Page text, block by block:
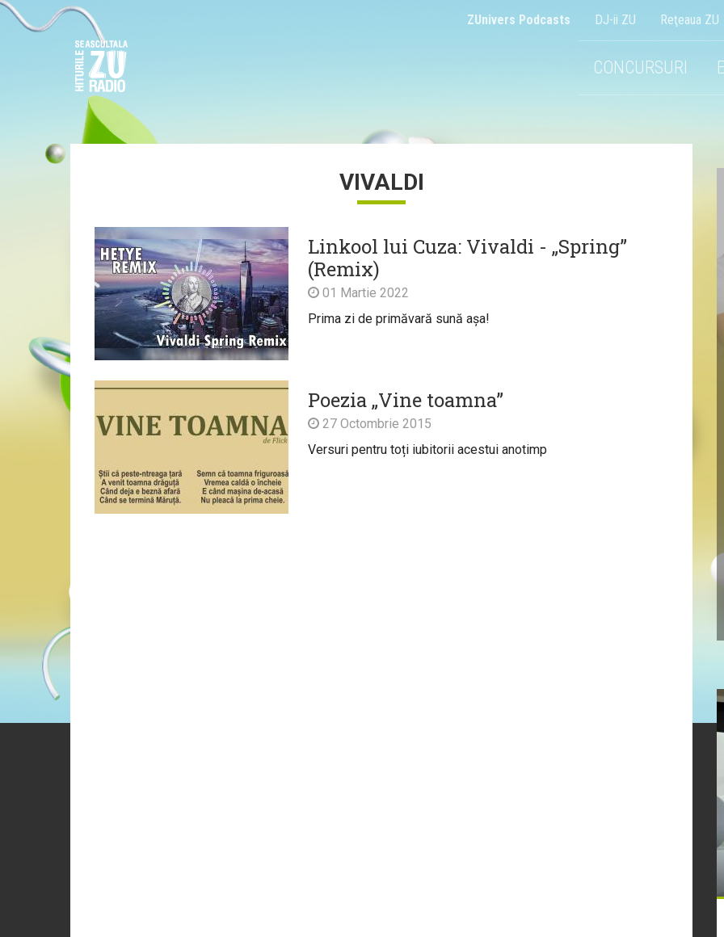
ZUnivers Podcasts DJ-ii ZU Reţeaua ZU
CONCURSURI
VIVALDI
Linkool lui Cuza: Vivaldi - „Spring”
(Remix)
01 Martie 2022
Prima zi de primăvară sună așa!
Poezia „Vine toamna”
27 Octombrie 2015
Versuri pentru toți iubitorii acestui anotimp